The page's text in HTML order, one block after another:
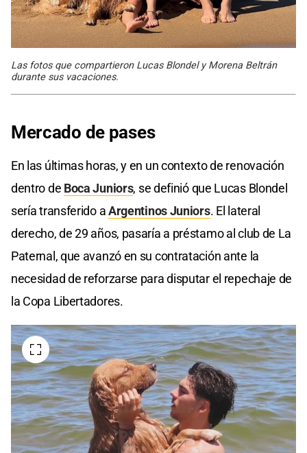
Las fotos que compartieron Lucas Blondel y Morena Beltrán
durante sus vacaciones.
Mercado de pases
En las últimas horas, y en un contexto de renovación
dentro de Boca Juniors, se definió que Lucas Blondel
sería transferido aArgentinos Juniors. El lateral
derecho, de 29 años, pasaría a préstamo al club de La
Paternal, que avanzó en su contratación ante la
necesidad de reforzarse para disputar el repechaje de
la Copa Libertadores.